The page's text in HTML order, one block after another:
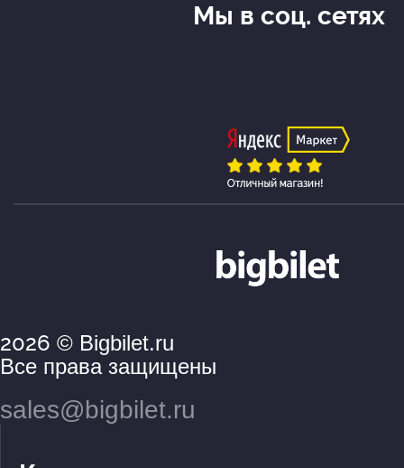
2026 © Bigbilet.ru
Все права защищены
sales@bigbilet.ru
Мы в соц. сетях